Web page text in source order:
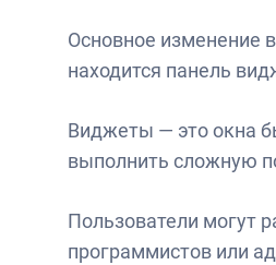
Основное изменение
находится панель
Виджеты — это окна
выполнить сложную
Пользователи могут
программистов или